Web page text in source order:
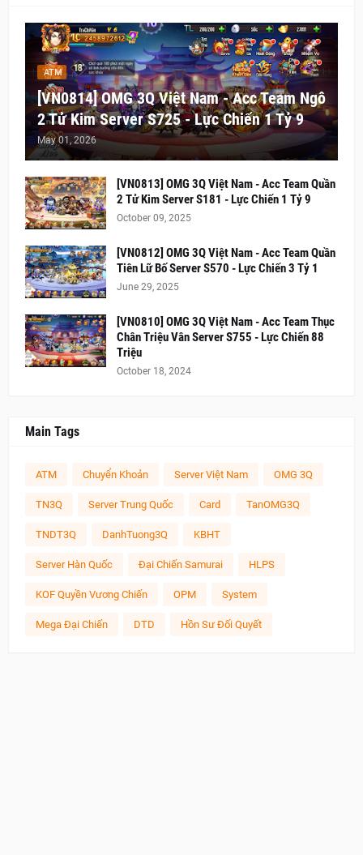
ATM
[VN0814] OMG 3Q Việt Nam - Acc Team Ngô
2 Tử Kim Server S725 - Lực Chiến 1 Tỷ 9
May 01, 2026
[VN0813] OMG 3Q Việt Nam - Acc Team Quần
2 Tử Kim Server S181 - Lực Chiến 1 Tỷ 9
October 09, 2025
[VN0812] OMG 3Q Việt Nam - Acc Team Quần
Tiên Lữ Bố Server S570 - Lực Chiến 3 Tỷ 1
June 29, 2025
[VN0810] OMG 3Q Việt Nam - Acc Team Thục
Chân Triệu Vân Server S755 - Lực Chiến 88
Triệu
October 18, 2024
Main Tags
ATM Chuyển Khoản Server Việt Nam OMG 3Q
TN3Q Server Trung Quốc Card TanOMG3Q
TNDT3Q DanhTuong3Q KBHT
Server Hàn Quốc Đại Chiến Samurai HLPS
KOF Quyền Vương Chiến OPM System
Mega Đại Chiến DTD Hồn Sư Đối Quyết